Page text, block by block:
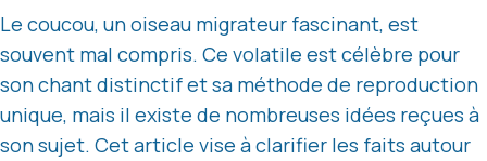
Le coucou, un oiseau migrateur fascinant, est
souvent mal compris. Ce volatile est célèbre pour
son chant distinctif et sa méthode de reproduction
unique, mais il existe de nombreuses idées reçues à
son sujet. Cet article vise à clarifier les faits autour